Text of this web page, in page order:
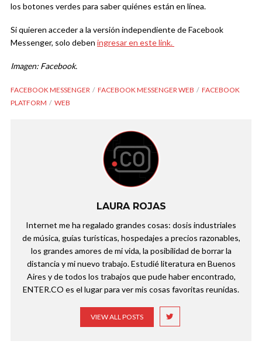
los botones verdes para saber quiénes están en línea.
Si quieren acceder a la versión independiente de Facebook
Messenger, solo deben ingresar en este link.
Imagen: Facebook.
FACEBOOK MESSENGER FACEBOOK MESSENGER WEB
FACEBOOK
PLATFORM
WEB
LAURA ROJAS
Internet me ha regalado grandes cosas: dosis industriales
de música, guías turísticas, hospedajes a precios razonables,
los grandes amores de mi vida, la posibilidad de borrar la
distancia y mi nuevo trabajo. Estudié literatura en Buenos
Aires y de todos los trabajos que pude haber encontrado,
ENTER.CO es el lugar para ver mis cosas favoritas reunidas.
VIEW ALL POSTS